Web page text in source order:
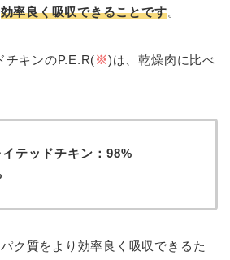
効率良く吸収できることです。
チキンのP.E.R(※)は、乾燥肉に比べ
テッドチキン：98%
ク質をより効率良く吸収できるた